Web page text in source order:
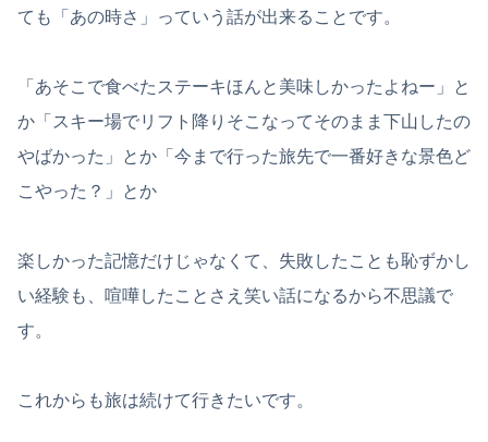
ても「あの時さ」っていう話が出来ることです。
「あそこで食べたステーキほんと美味しかったよねー」と
か「スキー場でリフト降りそこなってそのまま下山したの
やばかった」とか「今まで行った旅先で一番好きな景色ど
こやった？」とか
楽しかった記憶だけじゃなくて、失敗したことも恥ずかし
い経験も、喧嘩したことさえ笑い話になるから不思議で
す。
これからも旅は続けて行きたいです。